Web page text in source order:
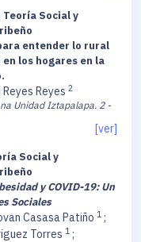
Social y
entender lo rural
los hogares en la
Reyes 2
Unidad Iztapalapa. 2 -
[ver]
Social y
y COVID-19: Un
Sociales
Casasa Patiño 1 ;
Torres 1 ;